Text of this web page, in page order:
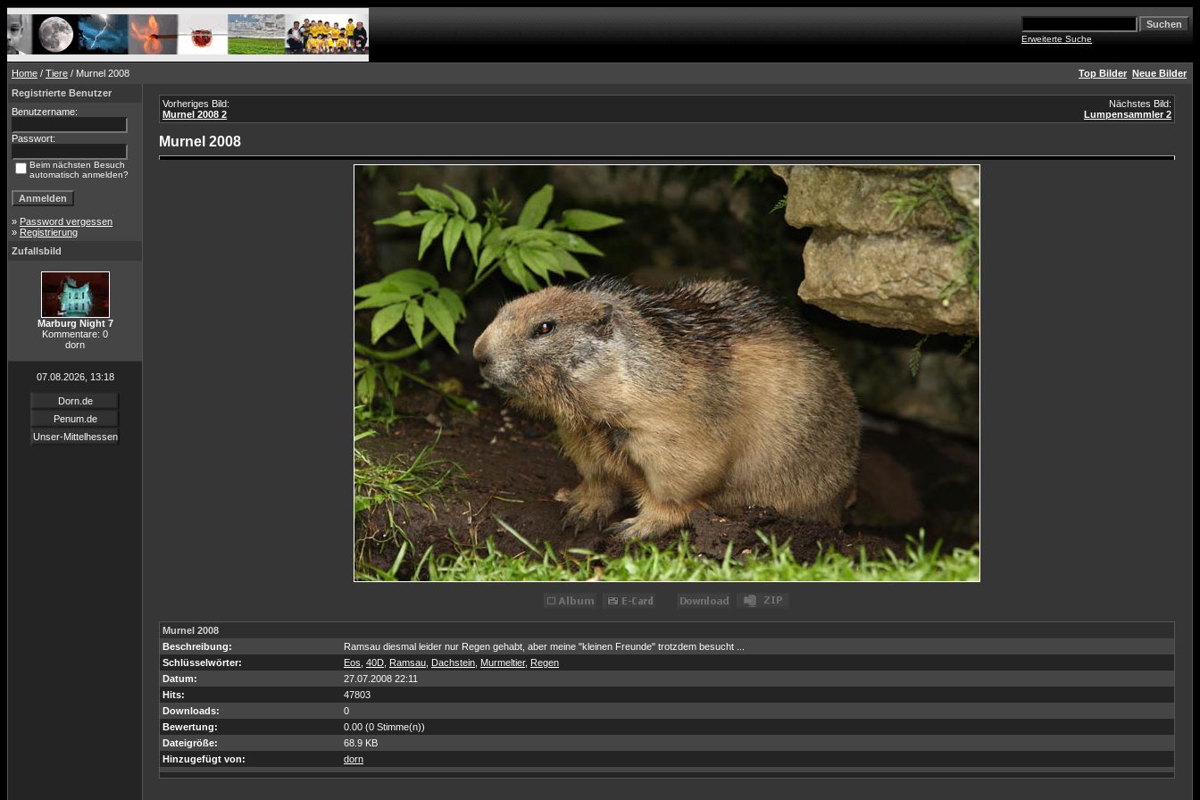
Erweiterte Suche
Home / Tiere / Murnel 2008 Top Bilder Neue Bilder
Registrierte Benutzer
Benutzername:
Passwort:
Beim nächsten Besuch
automatisch anmelden?
» Password vergessen
» Registrierung
Zufallsbild
Marburg Night 7
Kommentare: 0
dorn
07.08.2026, 13:18
Dorn.de
Penum.de
Unser-Mittelhessen
Vorheriges Bild:
Murnel 2008 2
Nächstes Bild:
Lumpensammler 2
Murnel 2008
Murnel 2008
Beschreibung:
Ramsau diesmal leider nur Regen gehabt, aber meine "kleinen Freunde" trotzdem besucht ...
Schlüsselwörter:
Eos 40D Ramsau Dachstein Murmeltier, Regen
Datum:
27.07.2008 22:11
Hits:
47803
Downloads:
0
Bewertung:
0.00 (0 Stimme(n))
Dateigröße:
68.9 KB
Hinzugefügt von:
dorn